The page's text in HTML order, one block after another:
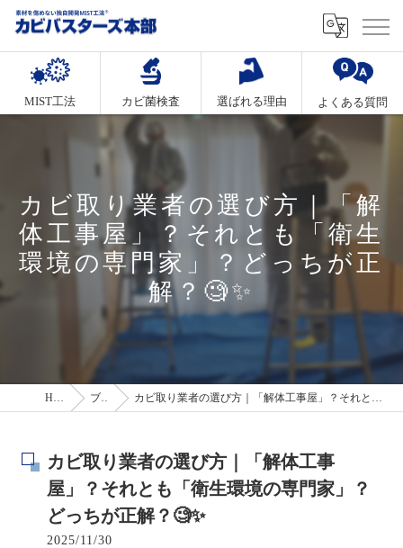
MIST工法 カビ菌検査 選ばれる理由 よくある質問
カビ取り業者の選び方｜「解
体工事屋」？それとも「衛生
環境の専門家」？どっちが正
解？🧐✨
HOME ブログ カビ取り業者の選び方｜「解体工事屋」？それとも「衛生環境の専門家」？どっちが正解？🧐✨
カビ取り業者の選び方｜「解体工事
屋」？それとも「衛生環境の専門家」？
どっちが正解？🧐✨
2025/11/30